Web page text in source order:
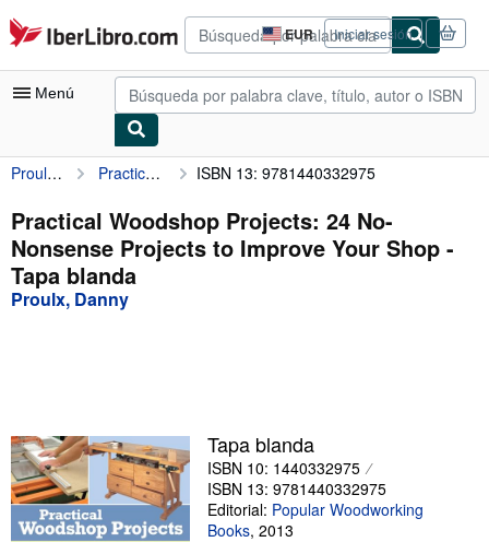
Pasar al contenido principal
IberLibro.com EUR
Preferencias
de
compra
del
Iniciar sesión
Menú
Mi cuenta
Consultar mis pedidos
Búsqueda avanzada
Colecciones
Comenzar a vender
Ayuda
CERRAR
Proulx, Danny Practical Woodshop Projects: 24 No-Nonsense Projects to Improve Your Shop ISBN 13: 9781440332975
Practical Woodshop Projects: 24 No-
Nonsense Projects to Improve Your Shop -
Tapa blanda
Proulx, Danny
Tapa blanda
ISBN 10: 1440332975
ISBN 13: 9781440332975
Editorial: Popular Woodworking
Books, 2013